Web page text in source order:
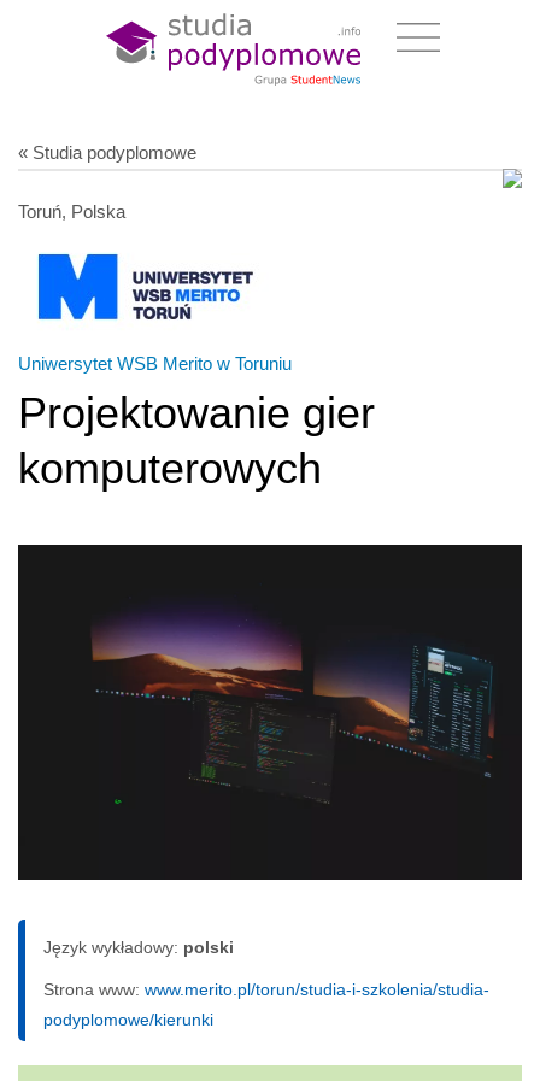
« Studia podyplomowe
Toruń, Polska
Uniwersytet WSB Merito w Toruniu
Projektowanie gier
komputerowych
Język wykładowy: polski
Strona www: www.merito.pl/torun/studia-i-szkolenia/studia-
podyplomowe/kierunki